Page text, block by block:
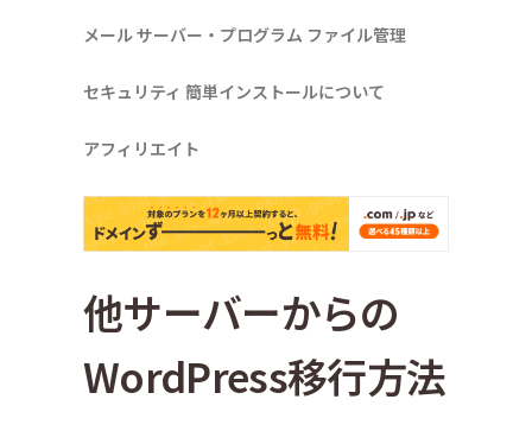
メールサーバー・プログラム ファイル管理
セキュリティ 簡単インストールについて
アフィリエイト
他サーバーからの
WordPress移行方法